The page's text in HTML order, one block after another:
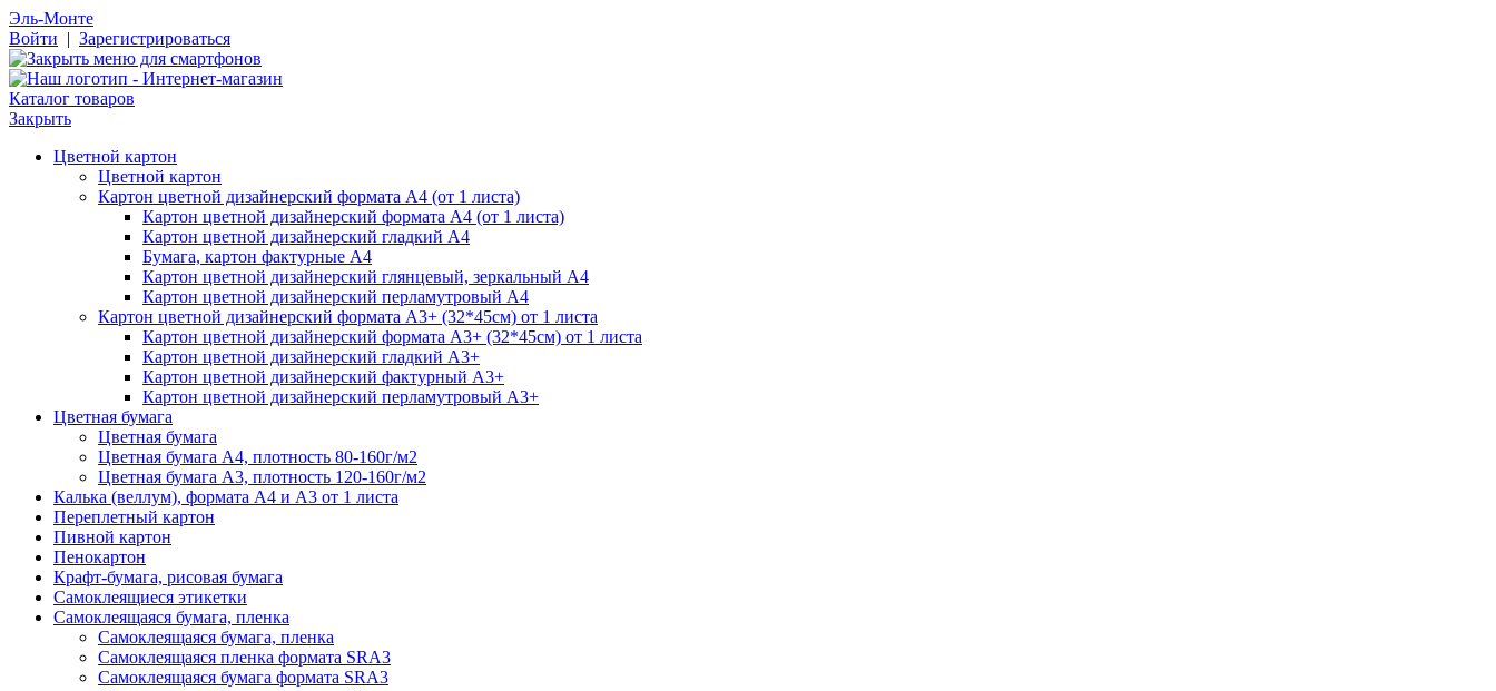
Эль-Монте
Войти | Зарегистрироваться
Каталог товаров
Закрыть
Цветной картон
Цветной картон
Картон цветной дизайнерский формата А4 (от 1 листа)
Картон цветной дизайнерский формата А4 (от 1 листа)
Картон цветной дизайнерский гладкий А4
Бумага, картон фактурные А4
Картон цветной дизайнерский глянцевый, зеркальный А4
Картон цветной дизайнерский перламутровый А4
Картон цветной дизайнерский формата А3+ (32*45см) от 1 листа
Картон цветной дизайнерский формата А3+ (32*45см) от 1 листа
Картон цветной дизайнерский гладкий А3+
Картон цветной дизайнерский фактурный А3+
Картон цветной дизайнерский перламутровый А3+
Цветная бумага
Цветная бумага
Цветная бумага А4, плотность 80-160г/м2
Цветная бумага А3, плотность 120-160г/м2
Калька (веллум), формата А4 и А3 от 1 листа
Переплетный картон
Пивной картон
Пенокартон
Крафт-бумага, рисовая бумага
Самоклеящиеся этикетки
Самоклеящаяся бумага, пленка
Самоклеящаяся бумага, пленка
Самоклеящаяся пленка формата SRА3
Самоклеящаяся бумага формата SRА3